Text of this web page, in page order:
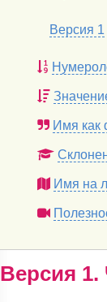
Версия 1
Имя как
Имя на
Версия 1.